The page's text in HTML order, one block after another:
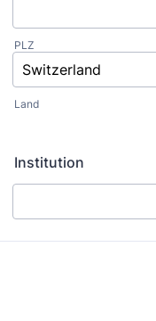
PLZ
Land
Institution